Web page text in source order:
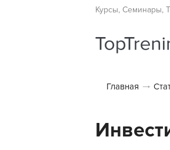
Курсы, Семинары,
Главная